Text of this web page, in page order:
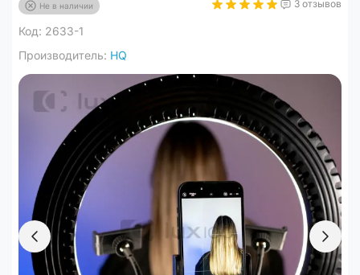
Не в наличии 3 отзывов
Код: 2633-1
Производитель: HQ